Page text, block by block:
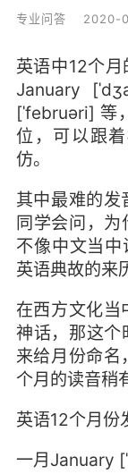
专业问答 2020-
英语中12个
January
[ˈfebruəri] 等
位，可以跟
仿。
其中最难的发
同学会问，为
不像中文当
英语典故的来
在西方文化当
神话，那这个
来给月份命名
个月的读音稍
英语12个月份
一月January